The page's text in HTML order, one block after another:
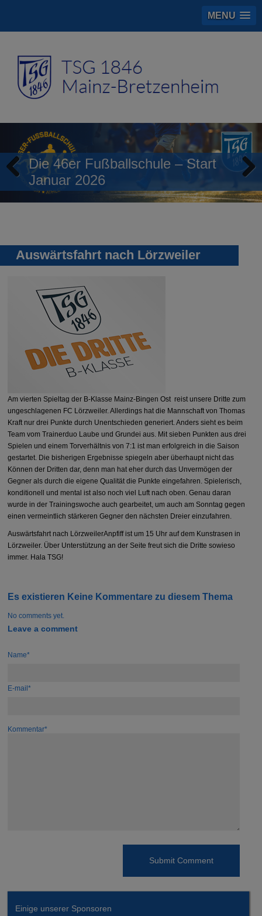
MENU
Die 46er Fußballschule – Start
Januar 2026
Previous
Auswärtsfahrt nach Lörzweiler
Am vierten Spieltag der B-Klasse Mainz-Bingen Ost reist unsere Dritte zum
ungeschlagenen FC Lörzweiler. Allerdings hat die Mannschaft von Thomas
Kraft nur drei Punkte durch Unentschieden generiert. Anders sieht es beim
Team vom Trainerduo Laube und Grundei aus. Mit sieben Punkten aus drei
Spielen und einem Torverhältnis von 7:1 ist man erfolgreich in die Saison
gestartet. Die bisherigen Ergebnisse spiegeln aber überhaupt nicht das
Können der Dritten dar, denn man hat eher durch das Unvermögen der
Gegner als durch die eigene Qualität die Punkte eingefahren. Spielerisch,
konditionell und mental ist also noch viel Luft nach oben. Genau daran
wurde in der Trainingswoche auch gearbeitet, um auch am Sonntag gegen
einen vermeintlich stärkeren Gegner den nächsten Dreier einzufahren.
Auswärtsfahrt nach LörzweilerAnpfiff ist um 15 Uhr auf dem Kunstrasen in
Lörzweiler. Über Unterstützung an der Seite freut sich die Dritte sowieso
immer. Hala TSG!
Es existieren Keine Kommentare zu diesem Thema
No comments yet.
Leave a comment
Name*
E-mail*
Kommentar*
Einige unserer Sponsoren